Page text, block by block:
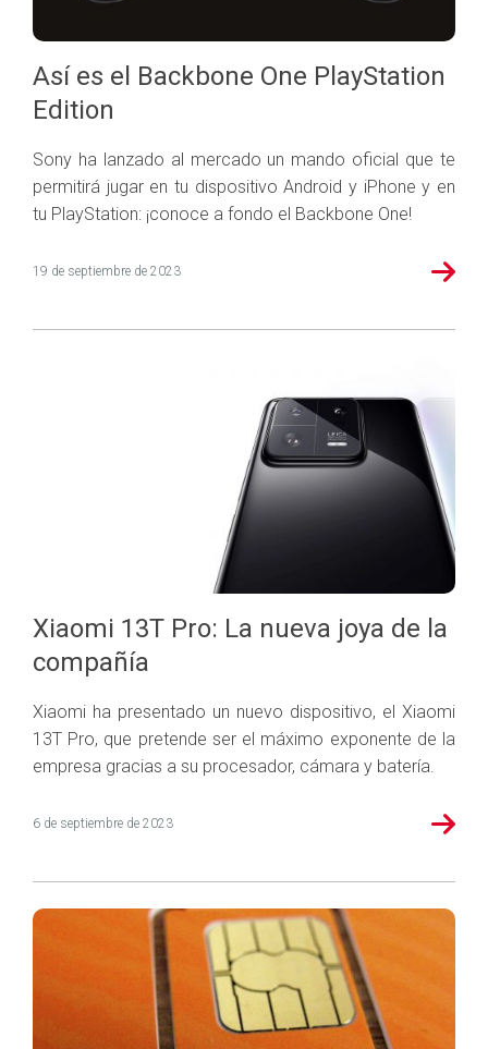
Así es el Backbone One PlayStation
Edition
Sony ha lanzado al mercado un mando oficial que te
permitirá jugar en tu dispositivo Android y iPhone y en
tu PlayStation: ¡conoce a fondo el Backbone One!
19 de septiembre de 2023
Xiaomi 13T Pro: La nueva joya de la
compañía
Xiaomi ha presentado un nuevo dispositivo, el Xiaomi
13T Pro, que pretende ser el máximo exponente de la
empresa gracias a su procesador, cámara y batería.
6 de septiembre de 2023